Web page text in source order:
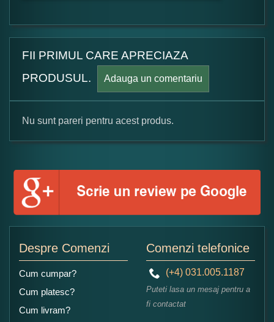
FII PRIMUL CARE APRECIAZA
PRODUSUL.
Adauga un comentariu
Formular pareri client
Numele dumneavoastra:
Nu sunt pareri pentru acest produs.
Despre Comenzi
Cum cumpar?
Cum platesc?
Cum livram?
Comenzi telefonice
(+4) 031.005.1187
Puteti lasa un mesaj pentru a
fi contactat